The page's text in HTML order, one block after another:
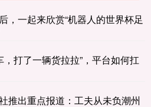
，一起来欣赏“机器人的世界杯足
打了一辆货拉拉”，平台如何扛
推出重点报道：工夫从未负潮州